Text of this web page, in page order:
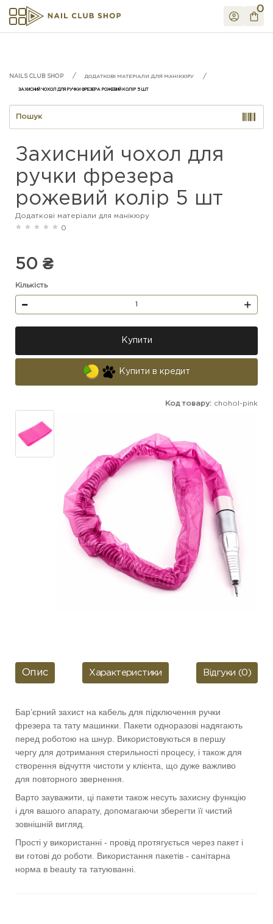
0
ДОДАТКОВІ МАТЕРІАЛИ ДЛЯ МАНІКЮРУ
ЗАХИСНИЙ ЧОХОЛ ДЛЯ РУЧКИ ФРЕЗЕРА РОЖЕВИЙ КОЛІР 5 ШТ
Захисний чохол для
ручки фрезера
рожевий колір 5 шт
Додаткові матеріали для манікюру
0
Код товару: chohol-pink
50 ₴
Кількість
Купити
Купити в кредит
Опис Характеристики Відгуки (0)
Бар’єрний захист на кабель для підключення ручки
фрезера та тату машинки. Пакети одноразові надягають
перед роботою на шнур. Використовуються в першу
чергу для дотримання стерильності процесу, і також для
створення відчуття чистоти у клієнта, що дуже важливо
для повторного звернення.
Варто зауважити, ці пакети також несуть захисну функцію
і для вашого апарату, допомагаючи зберегти її чистий
зовнішній вигляд.
Прості у використанні - провід протягується через пакет і
ви готові до роботи. Використання пакетів - санітарна
норма в beauty та татуюванні.